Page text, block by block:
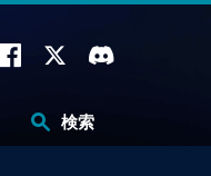
検索